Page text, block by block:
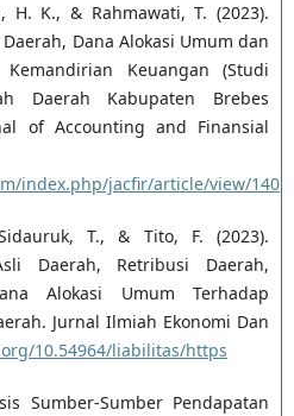
K., & Rahmawati, T. (2023).
Dana Alokasi Umum dan
Keuangan (Studi
Daerah Kabupaten Brebes
of Accounting and Finansial
index.php/jacfir/article/view/140
T., & Tito, F. (2023).
Daerah, Retribusi Daerah,
Alokasi Umum Terhadap
Jurnal Ilmiah Ekonomi Dan
10.54964/liabilitas/https
Sumber-Sumber Pendapatan